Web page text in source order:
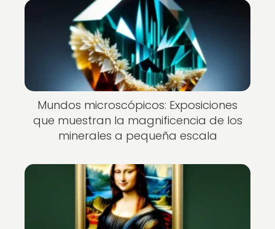
Mundos microscópicos: Exposiciones
que muestran la magnificencia de los
minerales a pequeña escala